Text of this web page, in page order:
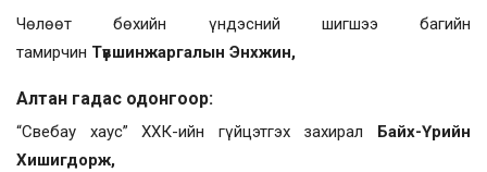
Чөлөөт бөхийн үндэсний шигшээ багийн
тамирчин Түвшинжаргалын Энхжин,
Алтан гадас одонгоор:
“Свебау хаус” ХХК-ийн гүйцэтгэх захирал Байх-Үрийн
Хишигдорж,